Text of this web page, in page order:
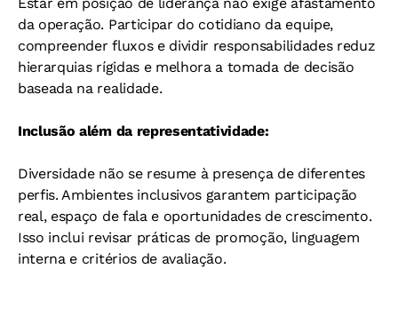
da operação. Participar do cotidiano da equipe,
compreender fluxos e dividir responsabilidades reduz
hierarquias rígidas e melhora a tomada de decisão
baseada na realidade.
Inclusão além da representatividade:
Diversidade não se resume à presença de diferentes
perfis. Ambientes inclusivos garantem participação
real, espaço de fala e oportunidades de crescimento.
Isso inclui revisar práticas de promoção, linguagem
interna e critérios de avaliação.